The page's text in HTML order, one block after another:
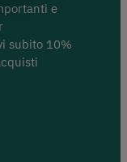
e
subito 10%